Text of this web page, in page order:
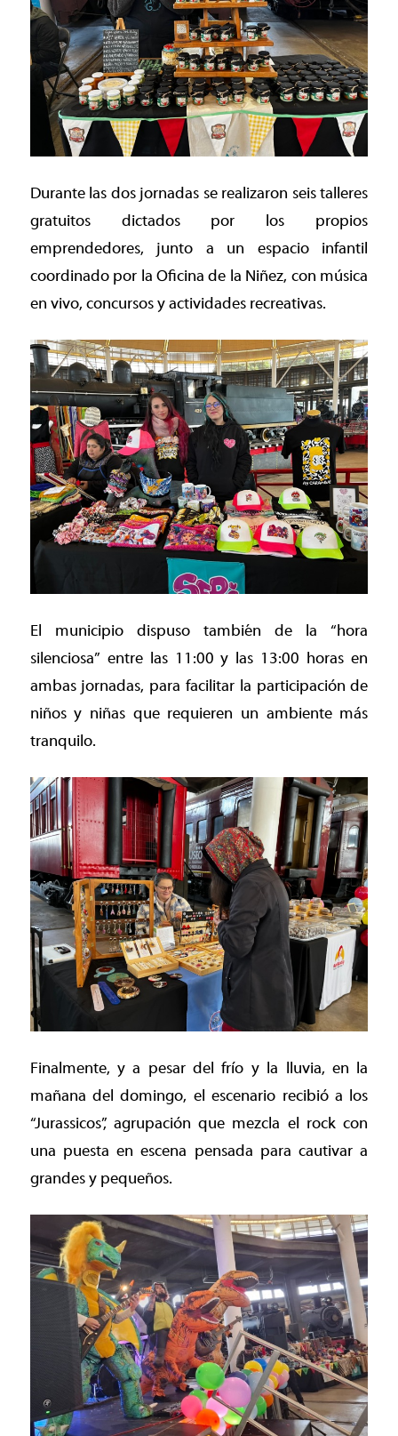
Durante las dos jornadas se realizaron seis talleres
gratuitos dictados por los propios
emprendedores, junto a un espacio infantil
coordinado por la Oficina de la Niñez, con música
en vivo, concursos y actividades recreativas.
El municipio dispuso también de la “hora
silenciosa” entre las 11:00 y las 13:00 horas en
ambas jornadas, para facilitar la participación de
niños y niñas que requieren un ambiente más
tranquilo.
Finalmente, y a pesar del frío y la lluvia, en la
mañana del domingo, el escenario recibió a los
“Jurassicos”, agrupación que mezcla el rock con
una puesta en escena pensada para cautivar a
grandes y pequeños.